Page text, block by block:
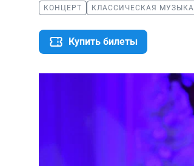
КОНЦЕРТ КЛАССИЧЕСКАЯ МУЗЫКА
Купить билеты